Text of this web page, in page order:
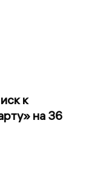
к
на 36